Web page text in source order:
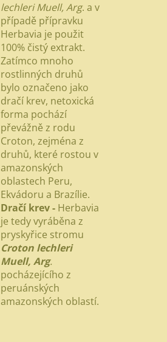
lechleri Muell, Arg. a v
případě přípravku
Herbavia je použit
100% čistý extrakt.
Zatímco mnoho
rostlinných druhů
bylo označeno jako
dračí krev, netoxická
forma pochází
převážně z rodu
Croton, zejména z
druhů, které rostou v
amazonských
oblastech Peru,
Ekvádoru a Brazílie.
Dračí krev - Herbavia
je tedy vyráběna z
pryskyřice stromu
Croton lechleri
Muell, Arg.
pocházejícího z
peruánských
amazonských oblastí.